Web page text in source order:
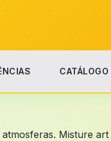
CATÁLOGO
Misture